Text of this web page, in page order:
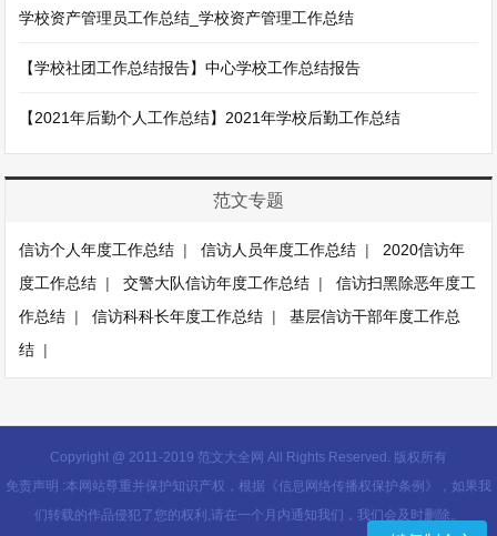
学校资产管理员工作总结_学校资产管理工作总结
【学校社团工作总结报告】中心学校工作总结报告
【2021年后勤个人工作总结】2021年学校后勤工作总结
范文专题
信访个人年度工作总结 |信访人员年度工作总结 |2020信访年
度工作总结 |交警大队信访年度工作总结 |信访扫黑除恶年度工
作总结 |信访科科长年度工作总结 |基层信访干部年度工作总
结 |
Copyright @ 2011-2019 范文大全网 All Rights Reserved. 版权所有
免责声明 :本网站尊重并保护知识产权，根据《信息网络传播权保护条例》，如果我
们转载的作品侵犯了您的权利,请在一个月内通知我们，我们会及时删除。